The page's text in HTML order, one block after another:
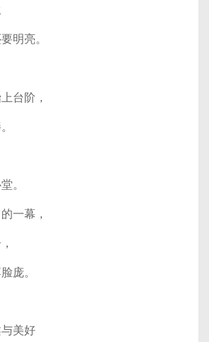
明亮。
台阶，
。
一幕，
庞。
美好